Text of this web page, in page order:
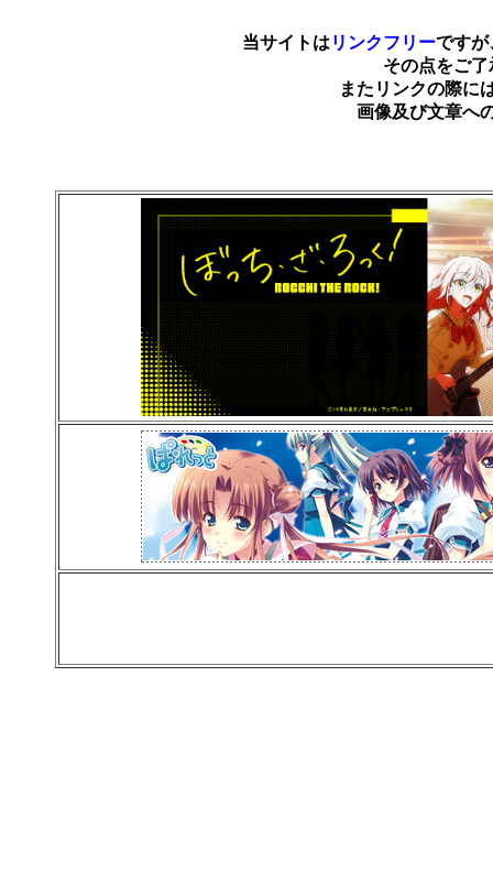
当サイトは リンクフリーですが
その点をご
またリンクの際に
画像及び文章へ